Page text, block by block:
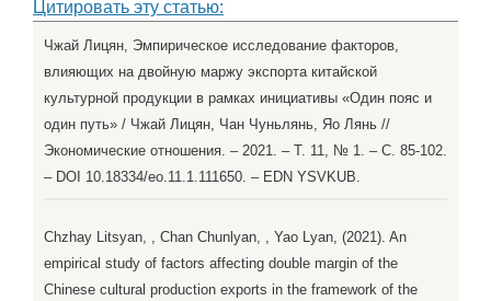
Цитировать эту статью:
Чжай Лицян, Эмпирическое исследование факторов,
влияющих на двойную маржу экспорта китайской
культурной продукции в рамках инициативы «Один пояс и
один путь» / Чжай Лицян, Чан Чуньлянь, Яо Лянь //
Экономические отношения. – 2021. – Т. 11, № 1. – С. 85-102.
– DOI 10.18334/eo.11.1.111650. – EDN YSVKUB.
Chzhay Litsyan, , Chan Chunlyan, , Yao Lyan, (2021). An
empirical study of factors affecting double margin of the
Chinese cultural production exports in the framework of the